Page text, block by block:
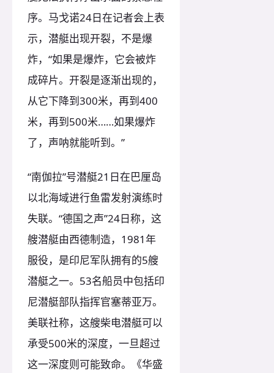
序。马戈诺24日在记者会上表
示，潜艇出现开裂，不是爆
炸，“如果是爆炸，它会被炸
成碎片。开裂是逐渐出现的，
从它下降到300米，再到400
米，再到500米……如果爆炸
了，声呐就能听到。”
“南伽拉”号潜艇21日在巴厘岛
以北海域进行鱼雷发射演练时
失联。“德国之声”24日称，这
艘潜艇由西德制造，1981年
服役，是印尼军队拥有的5艘
潜艇之一。53名船员中包括印
尼潜艇部队指挥官塞蒂亚万。
美联社称，这艘柴电潜艇可以
承受500米的深度，一旦超过
这一深度则可能致命。《华盛